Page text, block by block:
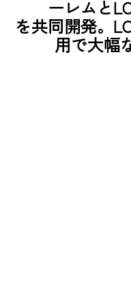
ーレムと
を共同開発。
用で大幅